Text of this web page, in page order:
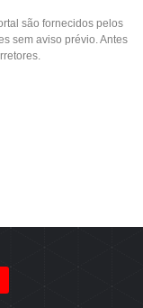
são fornecidos pelos
sem aviso prévio. Antes